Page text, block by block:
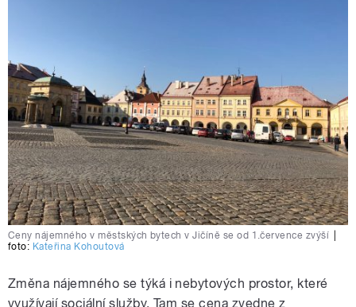
Ceny nájemného v městských bytech v Jičíně se od 1.července zvýší
foto: Kateřina Kohoutová
Změna nájemného se týká i nebytových prostor, které
využívají sociální služby. Tam se cena zvedne z